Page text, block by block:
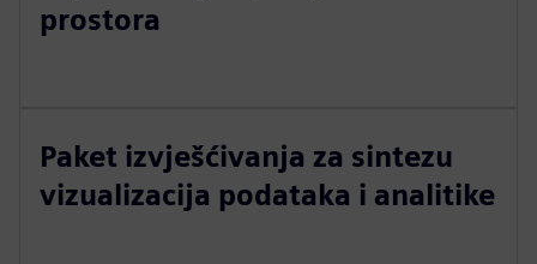
prostora
Paket izvješćivanja za sintezu
vizualizacija podataka i analitike